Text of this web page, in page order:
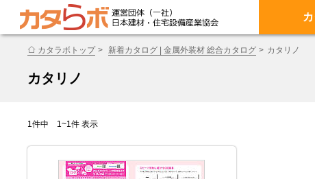
カタラボトップ 新着カタログ | 金属外装材 総合カタログ カタリノ
カタリノ
1件中 1~1件 表示